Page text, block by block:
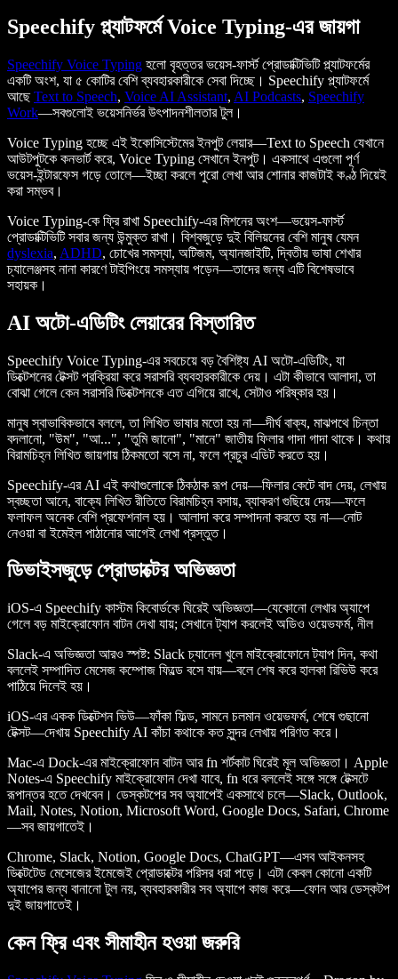
Speechify প্ল্যাটফর্মে Voice Typing-এর জায়গা
Speechify Voice Typing হলো বৃহত্তর ভয়েস-ফার্স্ট প্রোডাক্টিভিটি প্ল্যাটফর্মের
একটি অংশ, যা ৫ কোটির বেশি ব্যবহারকারীকে সেবা দিচ্ছে। Speechify প্ল্যাটফর্মে
আছেText to Speech, Voice AI Assistant, AI Podcasts, Speechify
Work—সবগুলোই ভয়েসনির্ভর উৎপাদনশীলতার টুল।
Voice Typing হচ্ছে এই ইকোসিস্টেমের ইনপুট লেয়ার—Text to Speech যেখানে
আউটপুটকে কনভার্ট করে, Voice Typing সেখানে ইনপুট। একসাথে এগুলো পূর্ণ
ভয়েস-ইন্টারফেস গড়ে তোলে—ইচ্ছা করলে পুরো লেখা আর শোনার কাজটাই কণ্ঠ দিয়েই
করা সম্ভব।
Voice Typing-কে ফ্রি রাখা Speechify-এর মিশনের অংশ—ভয়েস-ফার্স্ট
প্রোডাক্টিভিটি সবার জন্য উন্মুক্ত রাখা। বিশ্বজুড়ে দুই বিলিয়নের বেশি মানুষ যেমন
dyslexia, ADHD, চোখের সমস্যা, অটিজম, অ্যানজাইটি, দ্বিতীয় ভাষা শেখার
চ্যালেঞ্জসহ নানা কারণে টাইপিংয়ে সমস্যায় পড়েন—তাদের জন্য এটি বিশেষভাবে
সহায়ক।
AI অটো-এডিটিং লেয়ারের বিস্তারিত
Speechify Voice Typing-এর সবচেয়ে বড় বৈশিষ্ট্য AI অটো-এডিটিং, যা
ডিক্টেশনের টেক্সট প্রক্রিয়া করে সরাসরি ব্যবহারকারীকে দেয়। এটা কীভাবে আলাদা, তা
বোঝা গেলে কেন সরাসরি ডিক্টেশনকে এত এগিয়ে রাখে, সেটাও পরিষ্কার হয়।
মানুষ স্বাভাবিকভাবে বললে, তা লিখিত ভাষার মতো হয় না—দীর্ঘ বাক্য, মাঝপথে চিন্তা
বদলানো, "উম", "আ...", "তুমি জানো", "মানে" জাতীয় ফিলার গাদা গাদা থাকে। কথার
বিরামচিহ্ন লিখিত জায়গায় ঠিকমতো বসে না, ফলে প্রচুর এডিট করতে হয়।
Speechify-এর AI এই কথাগুলোকে ঠিকঠাক রূপ দেয়—ফিলার কেটে বাদ দেয়, লেখায়
স্বচ্ছতা আনে, বাক্যে লিখিত রীতিতে বিরামচিহ্ন বসায়, ব্যাকরণ গুছিয়ে দেয়—ফলে
ফলাফল অনেক বেশি প্রফেশনাল হয়। আলাদা করে সম্পাদনা করতে হয় না—নোট
নেওয়া বা ইমেইল পাঠানোর আগেই লেখা প্রস্তুত।
ডিভাইসজুড়ে প্রোডাক্টের অভিজ্ঞতা
iOS-এ Speechify কাস্টম কিবোর্ডকে ঘিরেই অভিজ্ঞতা—যেকোনো লেখার অ্যাপে
গেলে বড় মাইক্রোফোন বাটন দেখা যায়; সেখানে ট্যাপ করলেই অডিও ওয়েভফর্ম, নীল
Slack-এ অভিজ্ঞতা আরও স্পষ্ট: Slack চ্যানেল খুলে মাইক্রোফোনে ট্যাপ দিন, কথা
বললেই সম্পাদিত মেসেজ কম্পোজ ফিল্ডে বসে যায়—বলে শেষ করে হালকা রিভিউ করে
পাঠিয়ে দিলেই হয়।
iOS-এর একক ডিক্টেশন ভিউ—ফাঁকা ফিল্ড, সামনে চলমান ওয়েভফর্ম, শেষে গুছানো
টেক্সট—দেখায় Speechify AI কাঁচা কথাকে কত সুন্দর লেখায় পরিণত করে।
Mac-এ Dock-এর মাইক্রোফোন বাটন আর fn শর্টকাট ঘিরেই মূল অভিজ্ঞতা। Apple
Notes-এ Speechify মাইক্রোফোন দেখা যাবে, fn ধরে বললেই সঙ্গে সঙ্গে টেক্সটে
রূপান্তর হতে দেখবেন। ডেস্কটপের সব অ্যাপেই একসাথে চলে—Slack, Outlook,
Mail, Notes, Notion, Microsoft Word, Google Docs, Safari, Chrome
—সব জায়গাতেই।
Chrome, Slack, Notion, Google Docs, ChatGPT—এসব আইকনসহ
ডিক্টেটেড মেসেজের ইমেজেই প্রোডাক্টের পরিসর ধরা পড়ে। এটা কেবল কোনো একটি
অ্যাপের জন্য বানানো টুল নয়, ব্যবহারকারীর সব অ্যাপে কাজ করে—ফোন আর ডেস্কটপ
দুই জায়গাতেই।
কেন ফ্রি এবং সীমাহীন হওয়া জরুরি